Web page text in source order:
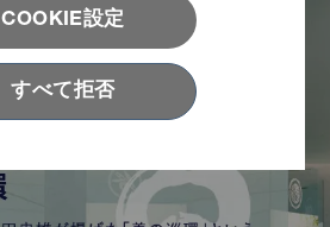
COOKIE設定
すべて拒否